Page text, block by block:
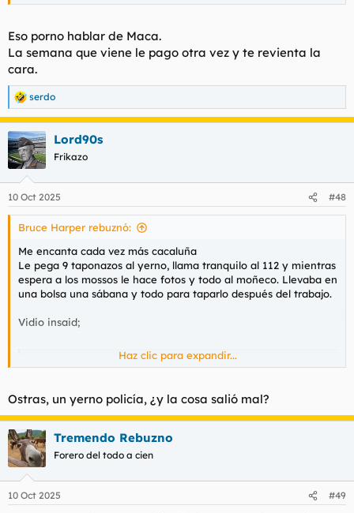
Eso porno hablar de Maca.
La semana que viene le pago otra vez y te revienta la
cara.
R
e
a
c
c
i
e
s
serdo
Lord90s
Frikazo
10 Oct 2025 #48
Bruce Harper rebuznó:
Me encanta cada vez más cacaluña
Le pega 9 taponazos al yerno, llama tranquilo al 112 y mientras
espera a los mossos le hace fotos y todo al moñeco. Llevaba en
una bolsa una sábana y todo para taparlo después del trabajo.
Vidio insaid;
El hombre que mató a un agente de los Mossos llamó a su hija para decirle que había asesinado a su marido
decirle que había asesinado a su marido después de
elcaso.elnacional.cat
Haz clic para expandir...
Ostras, un yerno policía, ¿y la cosa salió mal?
Tremendo Rebuzno
Forero del todo a cien
10 Oct 2025 #49